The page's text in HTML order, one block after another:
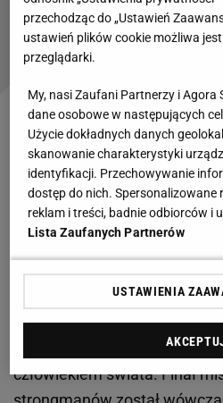
Rywal Łaszczyka wyniesiony na
komentuje: To było chore
SUBSKRYPCJA
Przypomnieli, co
Niebywała siła
Trzeba pamiętać, że Mariusz
zdobył nie w walkach w
ośmiokrotnym mistrzem
mistrzem Europy w latach
W 2003 roku po raz drugi
człowiekiem świata. Finał
przechodząc do „Ustawień
ustawień plików cookie możliwa
przeglądarki.
My, nasi Zaufani Partnerzy i
dane osobowe w następujących
Użycie dokładnych danych
skanowanie charakterystyki
identyfikacji. Przechowywanie
dostęp do nich. Spersonalizowane
reklam i treści, badnie odbiorców i
Lista Zaufanych Partnerów
USTAWIENIA